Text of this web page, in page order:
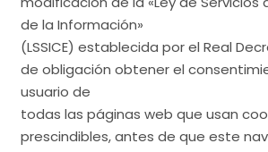
de la Información»
(LSSICE) establecida por el Real
de obligación obtener el
usuario de
todas las páginas web que usan
prescindibles, antes de que este